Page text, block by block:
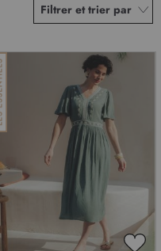
Filtrer et trier par